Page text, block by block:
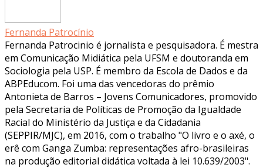
Fernanda Patrocínio
Fernanda Patrocinio é jornalista e pesquisadora. É mestra
em Comunicação Midiática pela UFSM e doutoranda em
Sociologia pela USP. É membro da Escola de Dados e da
ABPEducom. Foi uma das vencedoras do prêmio
Antonieta de Barros – Jovens Comunicadores, promovido
pela Secretaria de Políticas de Promoção da Igualdade
Racial do Ministério da Justiça e da Cidadania
(SEPPIR/MJC), em 2016, com o trabalho "O livro e o axé, o
erê com Ganga Zumba: representações afro-brasileiras
na produção editorial didática voltada à lei 10.639/2003".